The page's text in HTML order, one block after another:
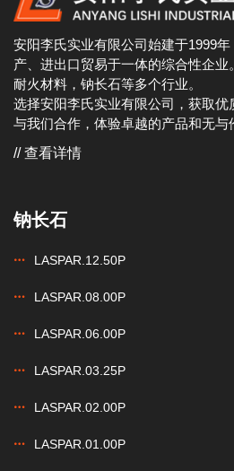
安阳李氏实业有限公司始建于1999
产、进出口贸易于一体的综合性企业
耐火材料，钠长石等多个行业。
选择安阳李氏实业有限公司，获取优
与我们合作，体验卓越的产品和无与
// 查看详情
钠长石
LASPAR.12.50P
LASPAR.08.00P
LASPAR.06.00P
LASPAR.03.25P
LASPAR.02.00P
LASPAR.01.00P